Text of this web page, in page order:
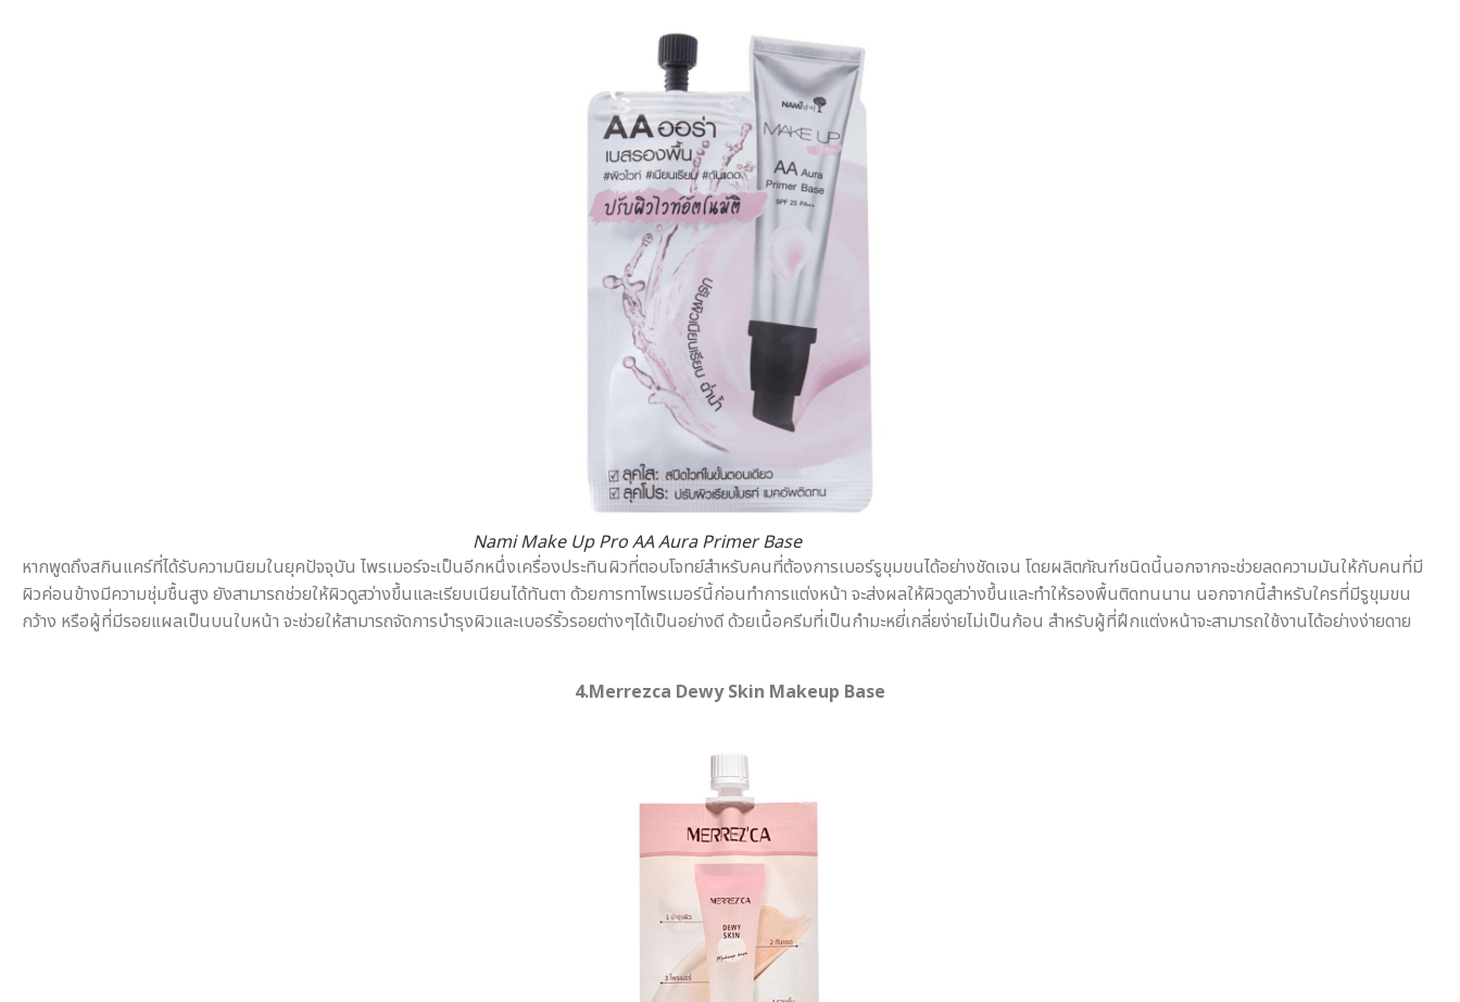
Nami Make Up Pro AA Aura Primer Base
หากพูดถึงสกินแคร์ที่ได้รับความนิยมในยุคปัจจุบัน ไพรเมอร์จะเป็นอีกหนึ่งเครื่องประทินผิวที่ตอบโจทย์สำหรับคนที่ต้องการเบอร์รูขุมขนได้อย่างชัดเจน โดยผลิตภัณฑ์ชนิดนี้นอกจากจะช่วยลดความมันให้กับคนที่มี
ผิวค่อนข้างมีความชุ่มชื้นสูง ยังสามารถช่วยให้ผิวดูสว่างขึ้นและเรียบเนียนได้ทันตา ด้วยการทาไพรเมอร์นี้ก่อนทำการแต่งหน้า จะส่งผลให้ผิวดูสว่างขึ้นและทำให้รองพื้นติดทนนาน นอกจากนี้สำหรับใครที่มีรูขุมขน
กว้าง หรือผู้ที่มีรอยแผลเป็นบนใบหน้า จะช่วยให้สามารถจัดการบำรุงผิวและเบอร์ริ้วรอยต่างๆได้เป็นอย่างดี ด้วยเนื้อครีมที่เป็นกำมะหยี่เกลี่ยง่ายไม่เป็นก้อน สำหรับผู้ที่ฝึกแต่งหน้าจะสามารถใช้งานได้อย่างง่ายดาย
4.Merrezca Dewy Skin Makeup Base